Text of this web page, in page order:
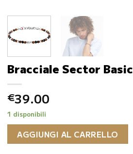
Bracciale Sector Basic
€39.00
1 disponibili
AGGIUNGI AL CARRELLO